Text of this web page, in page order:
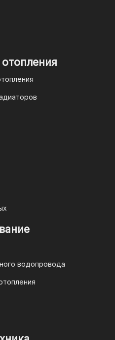
который можно
3 рабочих дней.
необходимо
отделом
гарантии
Россия" Вы можете
что мы действуем
права, как
(котлы, газовые
водопровода